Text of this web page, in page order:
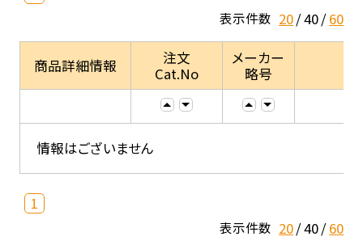
表示件数 20 40 60
商品詳細情報
注文
Cat.No
メーカー
略号
情報はございません
1
表示件数 20 40 60